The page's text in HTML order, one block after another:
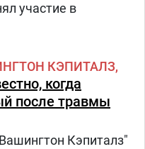
участие в
КЭПИТАЛЗ
когда
после травмы
Кэпиталз"